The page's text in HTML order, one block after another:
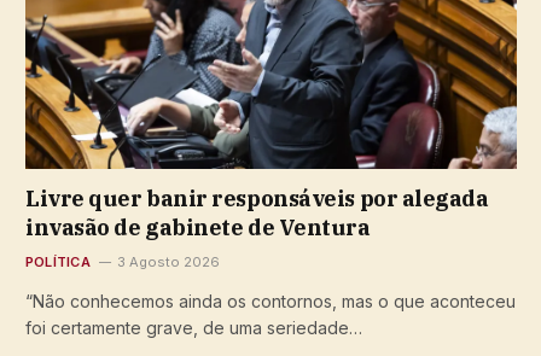
Livre quer banir responsáveis por alegada
invasão de gabinete de Ventura
POLÍTICA 3 Agosto 2026
“Não conhecemos ainda os contornos, mas o que aconteceu
foi certamente grave, de uma seriedade…